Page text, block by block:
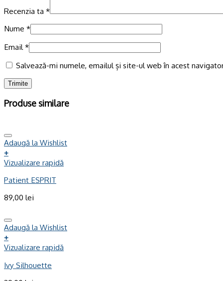
Recenzia ta *
Nume *
Email*
Salvează-mi numele, emailul și site-ul web în acest
Produse similare
Adaugă la Wishlist
+
Vizualizare rapidă
Patient ESPRIT
89,00 lei
Adaugă la Wishlist
+
Vizualizare rapidă
Ivy Silhouette